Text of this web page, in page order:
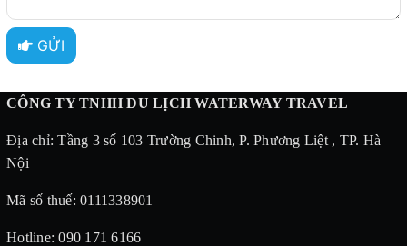
GỬI
CÔNG TY TNHH DU LỊCH WATERWAY TRAVEL
Địa chỉ: Tầng 3 số 103 Trường Chinh, P. Phương Liệt , TP. Hà
Nội
Mã số thuế: 0111338901
Hotline: 090 171 6166